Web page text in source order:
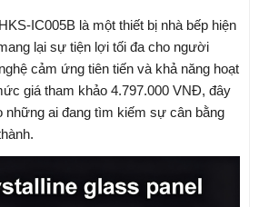
HKS-IC005B là một thiết bị nhà bếp hiện
lại sự tiện lợi tối đa cho người
cảm ứng tiên tiến và khả năng hoạt
giá tham khảo 4.797.000 VNĐ, đây
những ai đang tìm kiếm sự cân bằng